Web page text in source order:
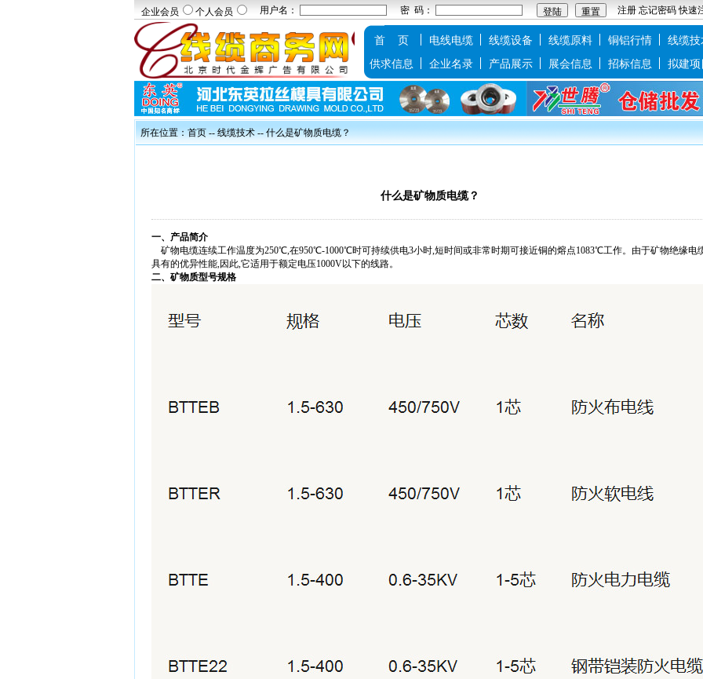
企业会员 个人会员 用户名： 密 码： 注册 忘记密码 快速
首 页 电线电缆 线缆设备 线缆原料 铜铝行情 线缆技
供求信息
企业名录 产品展示 展会信息 招标信息 拟建项
所在位置：首页 --线缆技术-- 什么是矿物质电缆？
什么是矿物质电缆？
一、产品简介
矿物电缆连续工作温度为250℃,在950℃-1000℃时可持续供电3小时,短时间或非常时期可接近铜的熔点1083℃工作。由于矿物绝缘电
具有的优异性能,因此,它适用于额定电压1000V以下的线路。
二、矿物质型号规格